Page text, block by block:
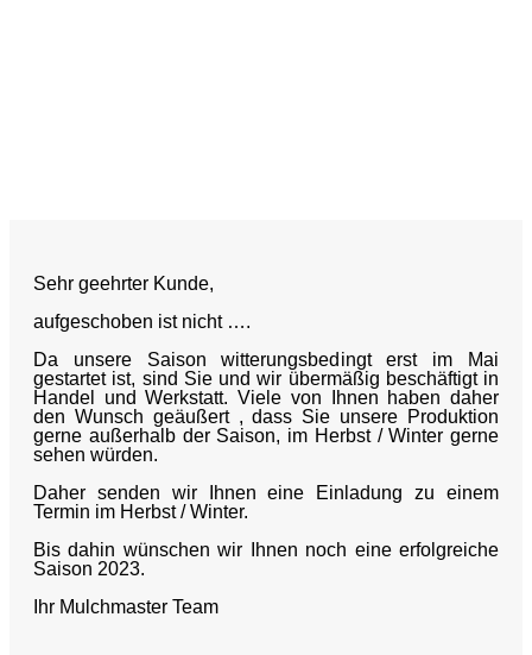
Sehr geehrter Kunde,
aufgeschoben ist nicht ….
Da unsere Saison witterungsbedingt erst im Mai
gestartet ist, sind Sie und wir übermäßig beschäftigt in
Handel und Werkstatt. Viele von Ihnen haben daher
den Wunsch geäußert , dass Sie unsere Produktion
gerne außerhalb der Saison, im Herbst / Winter gerne
sehen würden.
Daher senden wir Ihnen eine Einladung zu einem
Termin im Herbst / Winter.
Bis dahin wünschen wir Ihnen noch eine erfolgreiche
Saison 2023.
Ihr Mulchmaster Team